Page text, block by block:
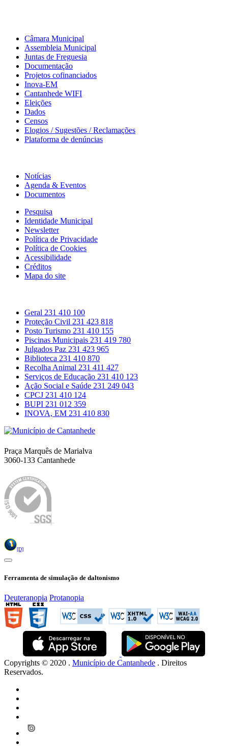
Câmara Municipal
Assembleia Municipal
Juntas de Freguesia
Documentação
Projetos cofinanciados
Inova-EM
Cantanhede WIFI
Eleições
Dados
Censos
Elogios / Sugestões / Reclamações
Plataforma de denúncias
Notícias
Agenda & Eventos
Documentos
Pesquisa
Identidade Municipal
Newsletter
Política de Privacidade
Política de Cookies
Acessibilidade
Créditos
Mapa do site
Geral 231 410 100
Proteção Civil 231 423 818
Posto Turismo 231 410 155
Piscinas Municipais 231 419 780
Julgados Paz 231 423 965
Biblioteca 231 410 870
Recolha Animal 231 411 427
Serviços de Educação 231 410 123
Ação Social e Saúde 231 249 043
CPCJ 231 410 124
BUPI 231 012 359
INOVA, EM 231 410 830
Praça Marquês de Marialva
3060-133 Cantanhede
[D]
Ferramenta de simulação de daltonismo
Deuteranopia Protanopia
Copyrights © 2020 . Município de Cantanhede . Direitos
Reservados.